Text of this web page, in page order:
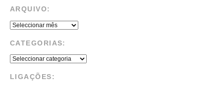
ARQUIVO:
CATEGORIAS:
LIGAÇÕES: